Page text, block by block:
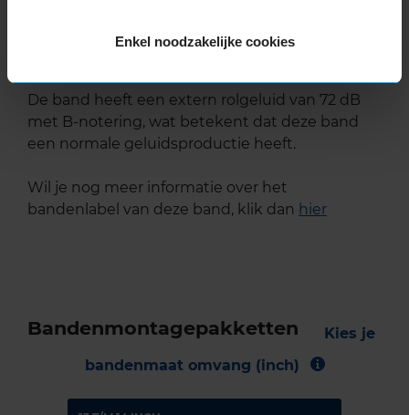
Enkel noodzakelijke cookies
deze band zeer goede grip heeft bij natte
De band heeft een extern rolgeluid van 72 dB
met B-notering, wat betekent dat deze band
een normale geluidsproductie heeft.
Wil je nog meer informatie over het
bandenlabel van deze band, klik dan hier
Bandenmontagepakketten
Kies je
bandenmaat omvang (inch)